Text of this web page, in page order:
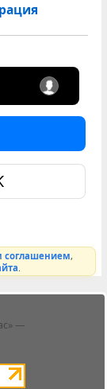
соглашением,
—